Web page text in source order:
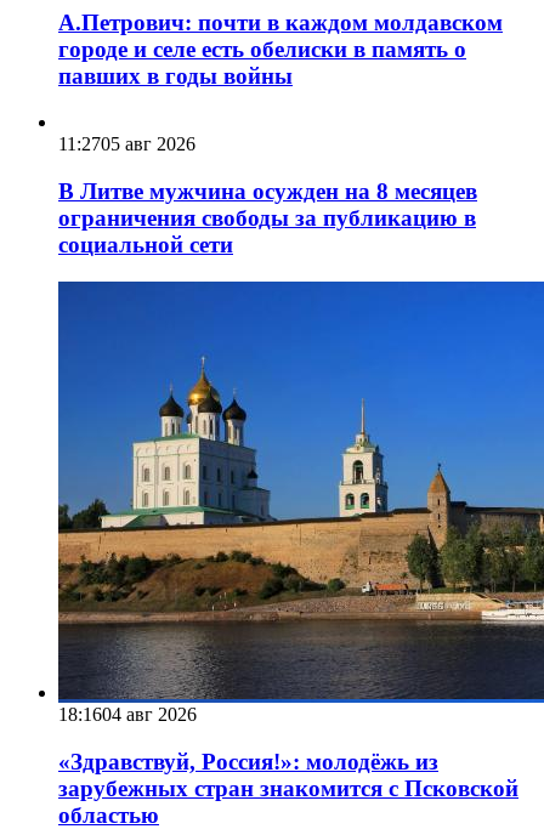
А.Петрович: почти в каждом молдавском
городе и селе есть обелиски в память о
павших в годы войны
11:2705 авг 2026
В Литве мужчина осужден на 8 месяцев
ограничения свободы за публикацию в
социальной сети
18:1604 авг 2026
«Здравствуй, Россия!»: молодёжь из
зарубежных стран знакомится с Псковской
областью